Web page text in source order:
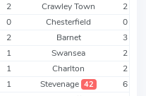
2 Crawley Town 2
0 Chesterfield 0
2 Barnet 3
1 Swansea 2
1 Charlton 2
1 Stevenage 42 6